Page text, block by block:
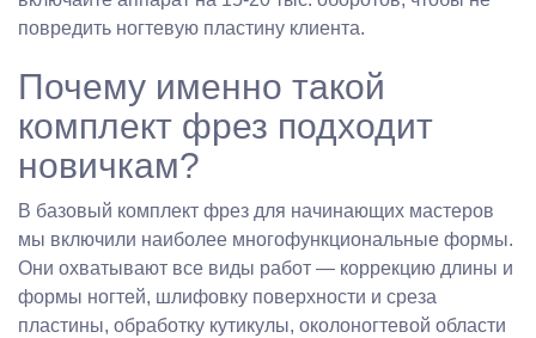
повредить ногтевую пластину клиента.
Почему именно такой
комплект фрез подходит
новичкам?
В базовый комплект фрез для начинающих мастеров
мы включили наиболее многофункциональные формы.
Они охватывают все виды работ — коррекцию длины и
формы ногтей, шлифовку поверхности и среза
пластины, обработку кутикулы, околоногтевой области